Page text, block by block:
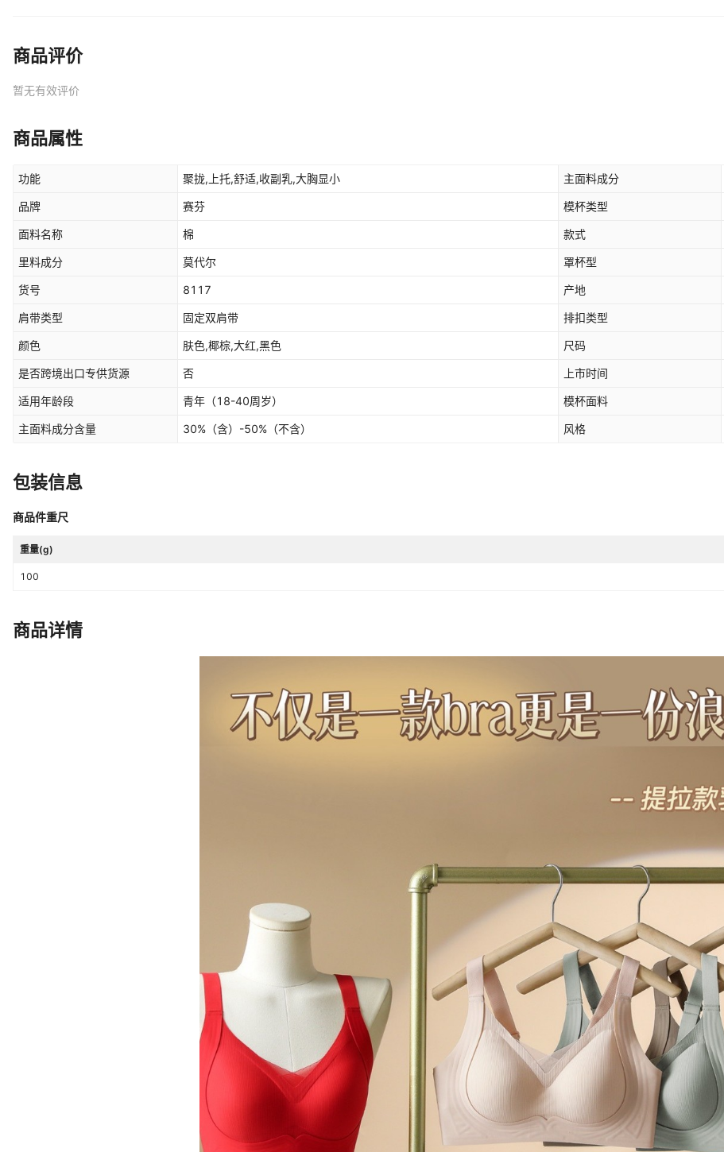
商品评价
暂无有效评价
商品属性
功能 聚拢,上托,舒适,收副乳,大胸显小 主面料成分
品牌 赛芬 模杯类型
面料名称 棉 款式
里料成分 莫代尔 罩杯型
货号 8117 产地
肩带类型 固定双肩带 排扣类型
颜色 肤色,椰棕,大红,黑色 尺码
是否跨境出口专供货源 否 上市时间
适用年龄段 青年（18-40周岁） 模杯面料
主面料成分含量 30%（含）-50%（不含） 风格
包装信息
商品件重尺
重量(g)
100
商品详情